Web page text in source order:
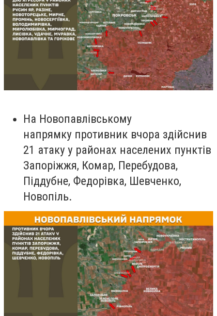
На Новопавлівському
напрямку противник вчора здійснив
21 атаку у районах населених пунктів
Запоріжжя, Комар, Перебудова,
Піддубне, Федорівка, Шевченко,
Новопіль.